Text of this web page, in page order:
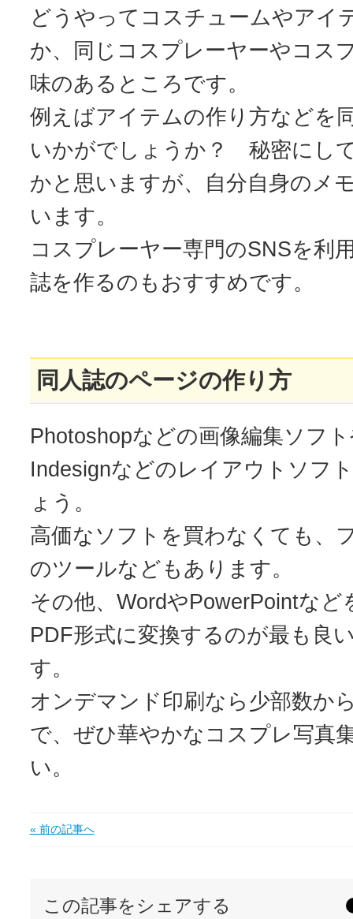
どうやってコスチュームやアイ
か、同じコスプレーヤーやコス
味のあるところです。
例えばアイテムの作り方などを
いかがでしょうか？ 秘密にし
かと思いますが、自分自身のメ
います。
コスプレーヤー専門のSNSを利
誌を作るのもおすすめです。
同人誌のページの作り方
Photoshopなどの画像編集ソフ
Indesignなどのレイアウトソフ
ょう。
高価なソフトを買わなくても、
のツールなどもあります。
その他、WordやPowerPointなど
PDF形式に変換するのが最も良
す。
オンデマンド印刷なら少部数か
で、ぜひ華やかなコスプレ写真
い。
« 前の記事へ
この記事をシェアする